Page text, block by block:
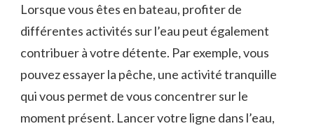
Lorsque vous ‌êtes en ​bateau, profiter⁣ de
différentes activités sur l’eau peut également
contribuer à ⁢votre détente. Par exemple, vous
pouvez essayer la pêche, une activité tranquille​
qui vous ‌permet de vous ​concentrer sur le
moment présent. Lancer votre ligne dans l’eau,